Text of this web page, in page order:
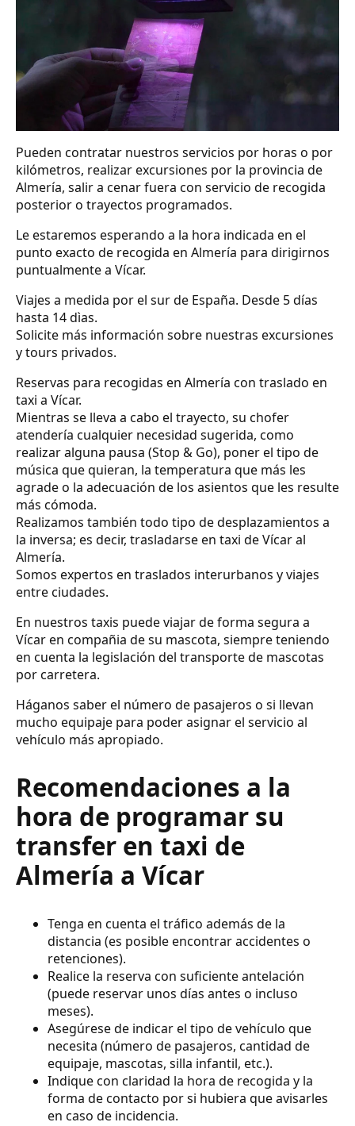
Pueden contratar nuestros servicios por horas o por
kilómetros, realizar excursiones por la provincia de
Almería, salir a cenar fuera con servicio de recogida
posterior o trayectos programados.
Le estaremos esperando a la hora indicada en el
punto exacto de recogida en Almería para dirigirnos
puntualmente a Vícar.
Viajes a medida por el sur de España. Desde 5 días
hasta 14 dìas.
Solicite más información sobre nuestras excursiones
y tours privados.
Reservas para recogidas en Almería con traslado en
taxi a Vícar.
Mientras se lleva a cabo el trayecto, su chofer
atendería cualquier necesidad sugerida, como
realizar alguna pausa (Stop & Go), poner el tipo de
música que quieran, la temperatura que más les
agrade o la adecuación de los asientos que les resulte
más cómoda.
Realizamos también todo tipo de desplazamientos a
la inversa; es decir, trasladarse en taxi de Vícar al
Almería.
Somos expertos en traslados interurbanos y viajes
entre ciudades.
En nuestros taxis puede viajar de forma segura a
Vícar en compañia de su mascota, siempre teniendo
en cuenta la legislación del transporte de mascotas
por carretera.
Háganos saber el número de pasajeros o si llevan
mucho equipaje para poder asignar el servicio al
vehículo más apropiado.
Recomendaciones a la
hora de programar su
transfer en taxi de
Almería a Vícar
Tenga en cuenta el tráfico además de la
distancia (es posible encontrar accidentes o
retenciones).
Realice la reserva con suficiente antelación
(puede reservar unos días antes o incluso
meses).
Asegúrese de indicar el tipo de vehículo que
necesita (número de pasajeros, cantidad de
equipaje, mascotas, silla infantil, etc.).
Indique con claridad la hora de recogida y la
forma de contacto por si hubiera que avisarles
en caso de incidencia.